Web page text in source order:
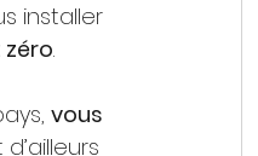
installer
.
vous
d’ailleurs